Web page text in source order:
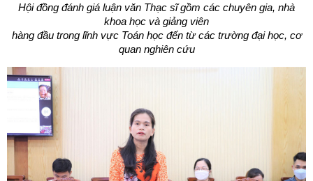
Hội đồng đánh giá luận văn Thạc sĩ gồm các chuyên gia, nhà
khoa học và giảng viên
hàng đầu trong lĩnh vực Toán học đến từ các trường đại học, cơ
quan nghiên cứu